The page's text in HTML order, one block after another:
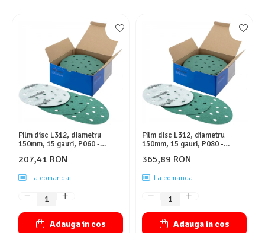
Film disc L312, diametru
150mm, 15 gauri, P060 -
207,41 RON
La comanda
Adauga in cos
Film disc L312, diametru
150mm, 15 gauri, P080 -
365,89 RON
La comanda
Adauga in cos